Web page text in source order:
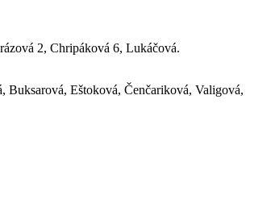
2, Chripáková 6, Lukáčová.
Buksarová, Eštoková, Čenčariková, Valigová,